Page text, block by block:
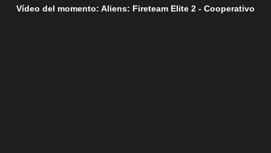
Vídeo del momento: Aliens: Fireteam Elite 2 - Cooperativo